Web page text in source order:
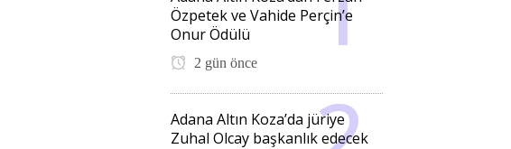
Özpetek ve Vahide Perçin’e
Onur Ödülü
2 gün önce
Adana Altın Koza’da jüriye
Zuhal Olcay başkanlık edecek